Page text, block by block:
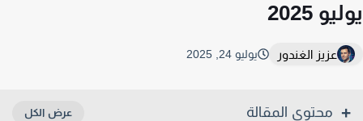
2025
عزيز الغندور يوليو 24, 2025
محتوى المقالة